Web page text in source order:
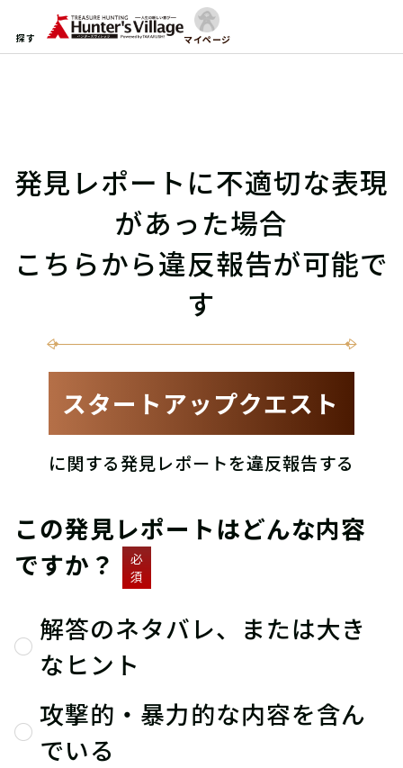
探す マイページ
発見レポートに不適切な表現
があった場合
こちらから違反報告が可能で
す
スタートアップクエスト
に関する発見レポートを違反報告する
この発見レポートはどんな内容
ですか？
必
須
解答のネタバレ、または大き
なヒント
攻撃的・暴力的な内容を含ん
でいる